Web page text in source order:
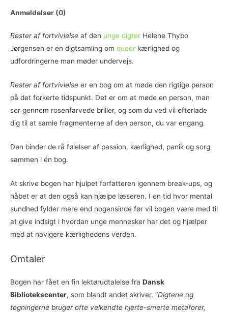
Anmeldelser (0)
Rester af fortvivlelse af den unge digter Helene Thybo
Jørgensen er en digtsamling om queer kærlighed og
udfordringerne man møder undervejs.
Rester af fortvivlelse er en bog om at møde den rigtige person
på det forkerte tidspunkt. Det er om at møde en person, man
ser gennem rosenfarvede briller, og som du ved vil efterlade
dig til at samle fragmenterne af den person, du var engang.
Den binder de rå følelser af passion, kærlighed, panik og sorg
sammen i én bog.
At skrive bogen har hjulpet forfatteren igennem break-ups, og
håbet er at den også kan hjælpe læseren. I en tid hvor mental
sundhed fylder mere end nogensinde før vil bogen være med til
at give indsigt i hvordan unge mennesker har det og hjælper
med at navigere kærlighedens verden.
Omtaler
Bogen har fået en fin lektørudtalelse fra Dansk
Bibliotekscenter, som blandt andet skriver. “Digtene og
tegningerne bruger ofte velkendte hjerte-smerte metaforer,